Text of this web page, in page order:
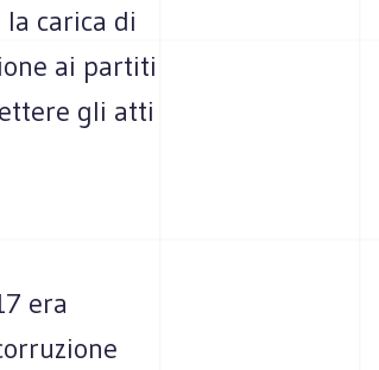
carica di
ai partiti
gli atti
era